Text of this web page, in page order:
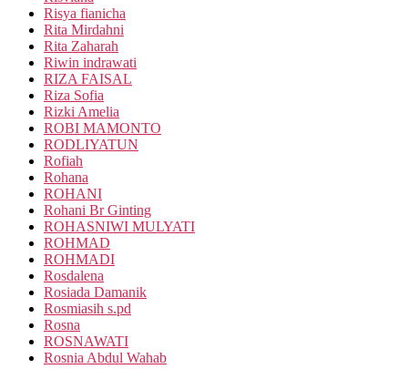
Risya fianicha
Rita Mirdahni
Rita Zaharah
Riwin indrawati
RIZA FAISAL
Riza Sofia
Rizki Amelia
ROBI MAMONTO
RODLIYATUN
Rofiah
Rohana
ROHANI
Rohani Br Ginting
ROHASNIWI MULYATI
ROHMAD
ROHMADI
Rosdalena
Rosiada Damanik
Rosmiasih s.pd
Rosna
ROSNAWATI
Rosnia Abdul Wahab